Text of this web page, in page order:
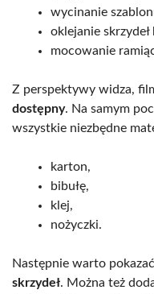
wycinanie
oklejanie
mocowanie
Z perspektywy widza,
dostępny. Na samym
wszystkie niezbędne
karton,
bibułę,
klej,
nożyczki.
Następnie warto
skrzydeł. Można też